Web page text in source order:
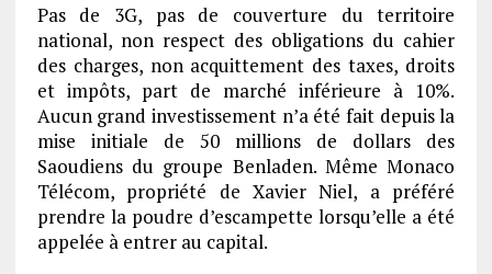
Pas de 3G, pas de couverture du territoire
national, non respect des obligations du cahier
des charges, non acquittement des taxes, droits
et impôts, part de marché inférieure à 10%.
Aucun grand investissement n’a été fait depuis la
mise initiale de 50 millions de dollars des
Saoudiens du groupe Benladen. Même Monaco
Télécom, propriété de Xavier Niel, a préféré
prendre la poudre d’escampette lorsqu’elle a été
appelée à entrer au capital.